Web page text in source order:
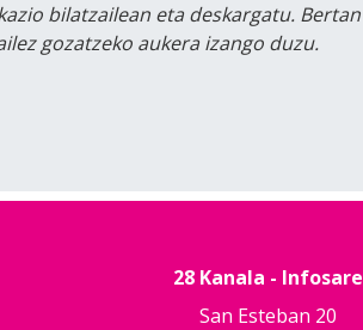
bilatzailean eta deskargatu. Bertan
gozatzeko aukera izango duzu.
28 Kanala - Infosare
San Esteban 20